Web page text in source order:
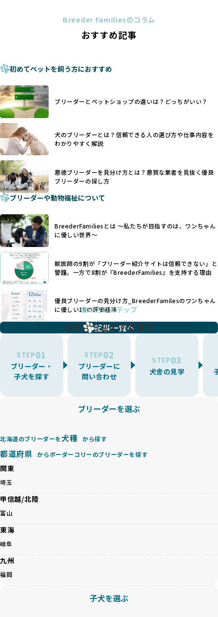
法令レベルの最低基準にとどまっていることが問題です。こ
ものに過ぎず、ワンちゃんの心身の福祉やブリーダーの責任
少なくなく、消費者にとって選択の判断が難しい現状があり
さらに、書類審査のみで掲載が許可されるサイトが多く、実
際の飼育環境やブリーダーの姿勢が見えにくい点も課題で
す。こうしたサイトでは、ブリーダーが記載する情報が主で
あり、実際の現場や日々のケアの状況がわからないため、営
利優先の「悪徳ブリーダー」が含まれるリスクが高まりま
す。
BreederFamiliesでは、ワンちゃんを大切にする「優良ブリ
ーダー」のみを紹介するために、法令を超えた独自の基準を
設け、ブリーダーの理念や飼育環境の厳格なチェックを行っ
ています。
一部の営利優先のブリーディングでは、母犬の出産負担を考
えずに大量繁殖が行われ、親犬が心身ともに疲弊するケース
が見られます。さらに、コストカットのために食事を減らし
たり、栄養のない食事を与える、適切な健康管理が行われな
いなど、ワンちゃんの健康と福祉が犠牲にされることも少な
くありません。
また、健康リスクが予測しづらいミックス犬の繁殖や、愛情
が行き届かない多頭飼育等も問題です。これらのブリーディ
ング手法は、ワンちゃんの福祉を無視し、利益のみを追求す
るブリーダーによるものが多く、消費者にとっても深刻な課
題となっています。
BreederFamiliesでは、こうしたワンちゃんに優しくないブ
リーディングをなくすため、すべてのワンちゃんを家族のよ
うに大切に飼育・繁殖を行っている「優良ブリーダー」のみ
BreederFamiliesでは、アニマルウェルフェアを最優先に考
えた6つの絶対基準と12の総合基準を設定しています。これに
ことを徹底しています。
BreederFamiliesでは、以下の6項目を必須条件とし、これら
基づいた責任あるブリーディングを確保しています。
さらに、健康管理、社会性の育成、遺伝子検査、食事や運動
の質など、ワンちゃんの心身に配慮した飼育環境が整ってい
るかを評価する12項目の総合基準を設けています。これによ
り、より高い基準をクリアしたブリーダーだけを厳選してい
その結果、合格率10%未満という厳しい基準をクリアした優
良ブリーダーのみが登録されています。
ゃんを家族のように愛するという理念を共有するブリーダー
のみを厳選しています。これにより、ユーザーの皆さんに安
「BreederFamilesのワンちゃんに優しい18の評価基準」は
こちら
接のヒアリング、現地確認を通じて厳しく評価しています。
に断尾（しっぽを切る）や断耳（耳を切る）が行われている
ことがあります。
これは痛みを伴う処置で、ワンちゃんの身体的な負担が大き
手段でもあるため、切断されることで他の犬や人間との意思
ヨーロッパ諸国ではこうした処置が禁止されている一方で、
日本ではいまだ行われる場合があります。
優良ブリーダーは動物福祉を優先し、ワンちゃんの自然な姿
を大切にするため断尾・断耳を行いません。
一方、営利優先ブリーダーでは「見た目が良く売れやすい」
ことを理由に断尾や断耳を行うことがあり、中には麻酔なし
で処置するケースも見受けられます。
「耳やしっぽを切らない」詳細はこちら
犬種ごとに異なる健康リスクや育て方のポイントを理解し、
適切に対応するためには、深い知識と豊富な経験が欠かせま
せん。現在、犬種は200種類以上あり、それぞれに特有の健康
たとえば、パグは呼吸器系のトラブルを抱えやすく、ラブラ
ドール・レトリバーには股関節形成不全への注意が必要で
す。このような犬種ごとの違いを熟知し、適切なケアを提供
できるかどうかは、ブリーダーの専門性に大きく関わりま
す。
優良ブリーダーは、少数の犬種（一般的に3種以内）に絞って
繁殖を行い、各犬種の特徴を熟知しています。これにより、
犬種ごとの健康管理や繁殖において質の高いケアを提供する
ことが可能です。
一方、営利優先ブリーダーは流行や需要に応じて扱う犬種を
増やす傾向があり、犬種ごとに異なる健康問題や適切な育成
環境を十分に考慮しない場合があります。こうしたブリーダ
たりストレスを抱えたりするリスクが高まります。
「少数の犬種に集中」の詳細はこちら
すが、無計画な交配には健康リスクが伴います。異なる犬種
の特徴を持つことで予測しにくい健康問題が発生する可能性
が高く、診断や治療も複雑化する場合があります。また、ミ
待する理想と現実が大きく異なることも少なくありません。
健康と性格を次世代に引き継ぐために、ミックス犬の繁殖を
避けます。無計画な交配がもたらすリスクを理解し、飼い主
殖を徹底しているのです。
一方、営利優先ブリーダーは流行や需要に応じて安易にミッ
が多く見受けられます。場合によっては、チワワ×ハスキー
等体格の異なるリスクの高い交配を行うこともあります。
ペットショップやペットオークションは、流通過程でワンち
られるなど、心身に大きな負担がかかります。このような環
ちゃんの社会性や基本的なしつけにも悪影響を与える可能性
Breeder Familiesのコラム
おすすめ記事
初めてペットを飼う方におすすめ
ブリーダーとペットショップの違いは？どっちがいい？
犬のブリーダーとは？信頼できる人の選び方や仕事内容を
わかりやすく解説
悪徳ブリーダーを見分け方とは？悪質な業者を見抜く優良
ブリーダーの探し方
ブリーダーや動物福祉について
BreederFamiliesとは 〜私たちが目指すのは、ワンちゃん
に優しい世界〜
獣医師の9割が「ブリーダー紹介サイトは信頼できない」と
警鐘。一方で8割が『BreederFamilies』を支持する理由
優良ブリーダーの見分け方_BreederFamilesのワンちゃん
に優しい18の評価基準
記事一覧へ
使い方のステップ
子犬をお迎えするまで
STEP01
ブリーダー・
子犬を探す
STEP02
ブリーダーに
問い合わせ
STEP03
犬舎の見学
ブリーダーを選ぶ
北海道のブリーダーを犬種 から探す
都道府県 からボーダーコリーのブリーダーを探す
関東
埼玉
甲信越/北陸
富山
東海
岐阜
九州
福岡
子犬を選ぶ